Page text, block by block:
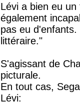
Lévi a bien eu
également
pas eu
littéraire."
S'agissant de
picturale.
En tout cas,
Lévi: